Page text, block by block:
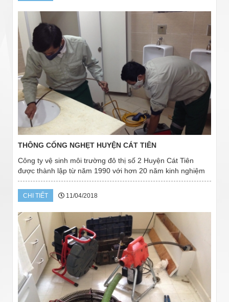
THÔNG CỐNG NGHẸT HUYỆN CÁT TIÊN
Công ty vệ sinh môi trường đô thị số 2 Huyện Cát Tiên
được thành lập từ năm 1990 với hơn 20 năm kinh nghiệm
trong lĩnh vực vệ sinh môi trường chúng tôi đang là 1 trong
những đơn vị được cấp giấy phép...
CHI TIẾT 11/04/2018